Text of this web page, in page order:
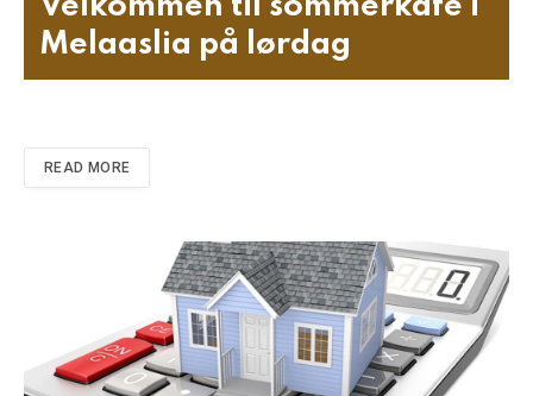
Velkommen til sommerkafé i
Melaaslia på lørdag
READ MORE